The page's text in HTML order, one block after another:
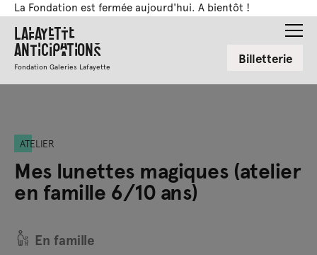
La Fondation est fermée aujourd'hui. A bientôt !
Lafayette
Anticipations
Fondation Galeries Lafayette Billetterie
ATELIER
Mes lunettes magiques (atelier
en famille 6/10 ans)
En famille